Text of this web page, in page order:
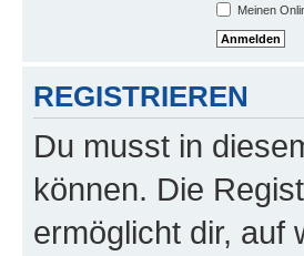
Meinen
REGISTRIEREN
Du musst in
können. Die
ermöglicht dir, auf